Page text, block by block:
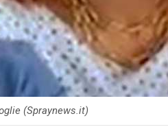
(Spraynews.it)